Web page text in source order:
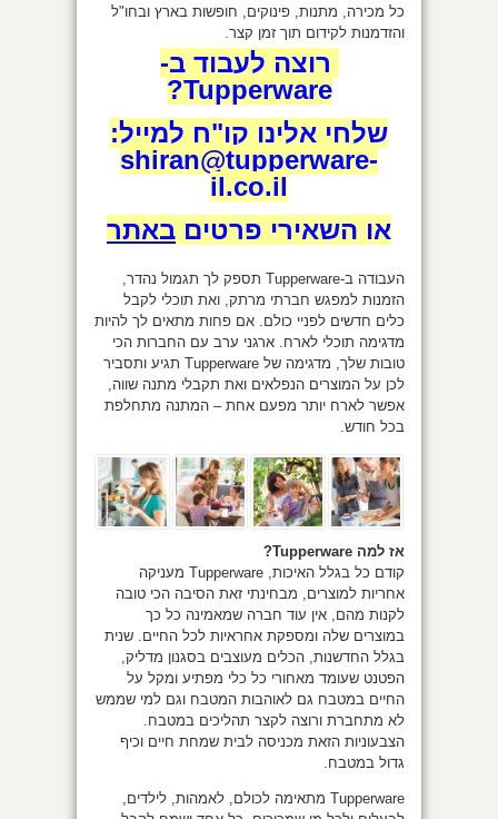
כל מכירה, מתנות, פינוקים, חופשות בארץ ובחו"ל
והזדמנות לקידום תוך זמן קצר.
רוצה לעבוד ב-
Tupperware?
שלחי אלינו קו"ח למייל:
shiran@tupperware-
il.co.il
או השאירי פרטים באתר
העבודה ב-Tupperware תספק לך תגמול נהדר,
הזמנות למפגש חברתי מרתק, ואת תוכלי לקבל
כלים חדשים לפניי כולם. אם פחות מתאים לך להיות
מדגימה תוכלי לארח. ארגני ערב עם החברות הכי
טובות שלך, מדגימה של Tupperware תגיע ותסביר
לכן על המוצרים הנפלאים ואת תקבלי מתנה שווה,
אפשר לארח יותר מפעם אחת – המתנה מתחלפת
בכל חודש.
אז למה Tupperware?
קודם כל בגלל האיכות, Tupperware מעניקה
אחריות למוצרים, מבחינתי זאת הסיבה הכי טובה
לקנות מהם, אין עוד חברה שמאמינה כל כך
במוצרים שלה ומספקת אחראיות לכל החיים. שנית
בגלל החדשנות, הכלים מעוצבים בסגנון מדליק,
הפטנט שעומד מאחורי כל כלי מפתיע ומקל על
החיים במטבח גם לאוהבות המטבח וגם למי שממש
לא מתחברת ורוצה לקצר תהליכים במטבח.
הצבעוניות הזאת מכניסה לבית שמחת חיים וכיף
גדול במטבח.
Tupperware מתאימה לכולם, לאמהות, לילדים,